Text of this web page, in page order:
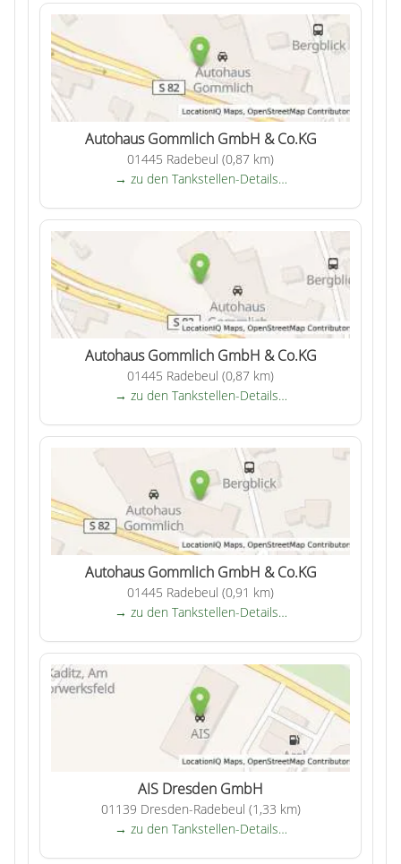
Autohaus Gommlich GmbH & Co.KG
01445 Radebeul (0,87 km)
→ zu den Tankstellen-Details…
Autohaus Gommlich GmbH & Co.KG
01445 Radebeul (0,87 km)
→ zu den Tankstellen-Details…
Autohaus Gommlich GmbH & Co.KG
01445 Radebeul (0,91 km)
→ zu den Tankstellen-Details…
AIS Dresden GmbH
01139 Dresden-Radebeul (1,33 km)
→ zu den Tankstellen-Details…